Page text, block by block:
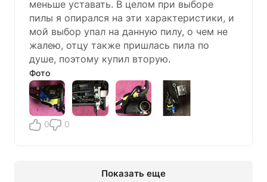
меньше уставать. В целом при выборе
пилы я опирался на эти характеристики, и
мой выбор упал на данную пилу, о чем не
жалею, отцу также пришлась пила по
душе, поэтому купил вторую.
Фото
0 0
Показать еще